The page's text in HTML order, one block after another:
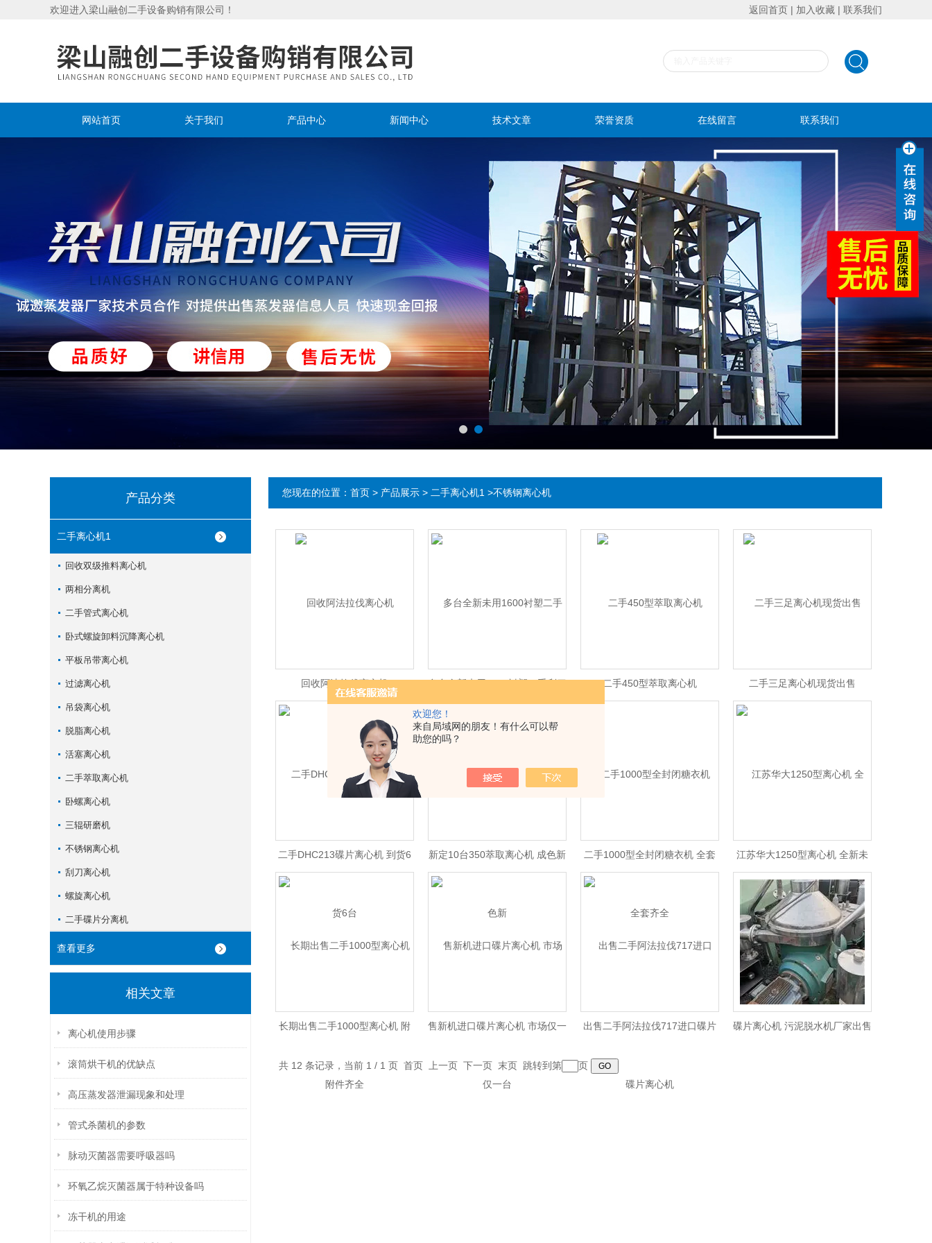
欢迎您！
来自局域网的朋友！有什么可以帮
助您的吗？
欢迎进入梁山融创二手设备购销有限公司！ 返回首页 | 加入收藏 | 联系我们
网站首页 关于我们 产品中心 新闻中心 技术文章 荣誉资质 在线留言 联系我们
产品分类
二手离心机1
回收双级推料离心机
两相分离机
二手管式离心机
卧式螺旋卸料沉降离心机
平板吊带离心机
过滤离心机
吊袋离心机
脱脂离心机
活塞离心机
二手萃取离心机
卧螺离心机
三辊研磨机
不锈钢离心机
刮刀离心机
螺旋离心机
二手碟片分离机
查看更多
相关文章
离心机使用步骤
滚筒烘干机的优缺点
高压蒸发器泄漏现象和处理
管式杀菌机的参数
脉动灭菌器需要呼吸器吗
环氧乙烷灭菌器属于特种设备吗
冻干机的用途
您现在的位置： 首页 > 产品展示 > 二手离心机1 >不锈钢离心机
回收阿法拉伐离心机 多台全新未用1600衬塑二手刮刀 二手450型萃取离心机 二手三足离心机现货出售
二手DHC213碟片离心机 到货6 新定10台350萃取离心机 成色新 二手1000型全封闭糖衣机 全套 江苏华大1250型离心机 全新未
使用
长期出售二手1000型离心机 附 售新机进口碟片离心机 市场仅一 出售二手阿法拉伐717进口碟片 碟片离心机 污泥脱水机厂家出售
共 12 条记录，当前 1 / 1 页 首页 上一页 下一页 末页 跳转到第 页